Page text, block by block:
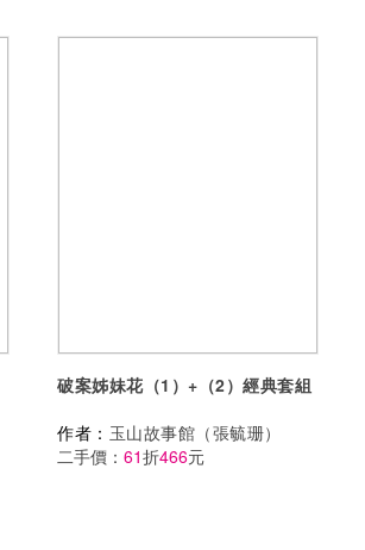
破案姊妹花（1）+（2）經典套組
作者： 玉山故事館（張毓珊）
二手價： 61折466元